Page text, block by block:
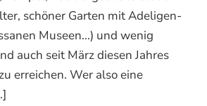
schöner Garten mit Adeligen-
Museen...) und wenig
auch seit März diesen Jahres
erreichen. Wer also eine